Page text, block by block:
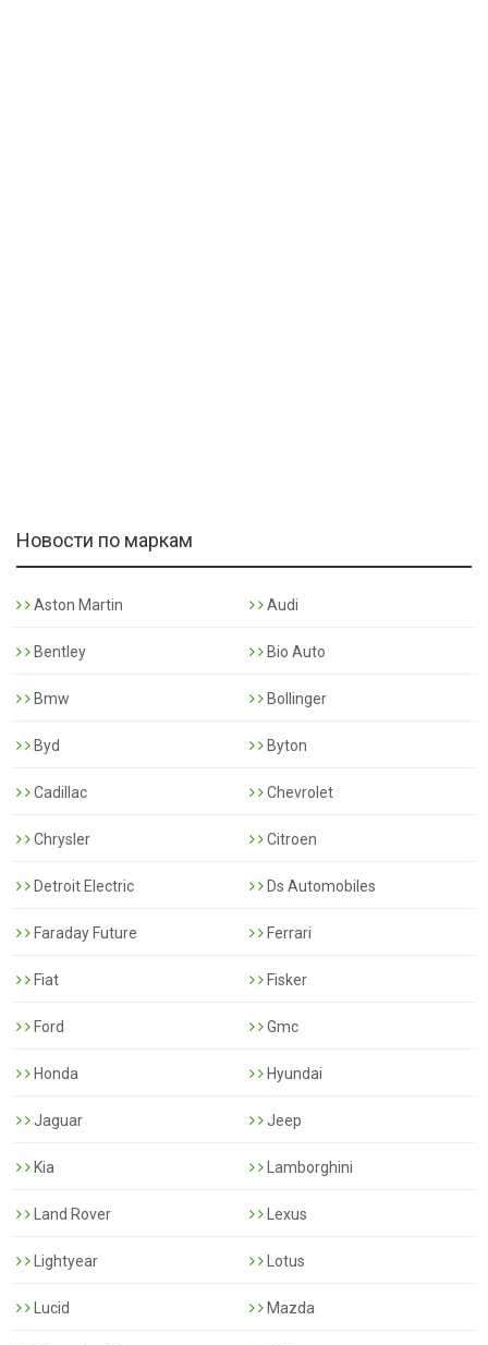
Новости по маркам
Aston Martin Audi
Bentley Bio Auto
Bmw Bollinger
Byd Byton
Cadillac Chevrolet
Chrysler Citroen
Detroit Electric Ds Automobiles
Faraday Future Ferrari
Fiat Fisker
Ford Gmc
Honda Hyundai
Jaguar Jeep
Kia Lamborghini
Land Rover Lexus
Lightyear Lotus
Lucid Mazda